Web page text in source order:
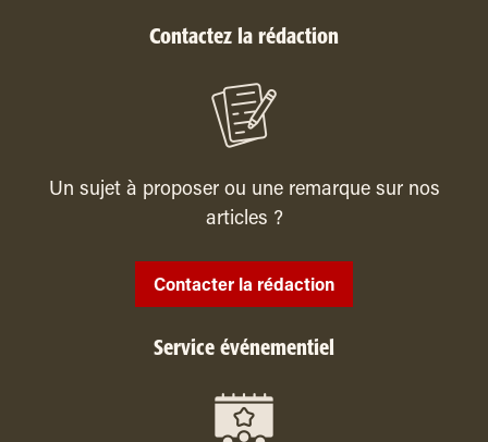
Contactez la rédaction
Un sujet à proposer ou une remarque sur nos
articles ?
Contacter la rédaction
Service événementiel